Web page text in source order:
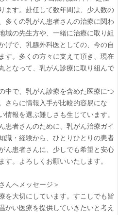
ます。赴任して数年間は、少人数の
多くの乳がん患者さんの治療に関わ
域の先生方や、一緒に治療に取り組
げで、乳腺外科医としての、今の自
す。多くの方々に支えて頂き、現在
となって、乳がん診療に取り組んで
中で、乳がん診療を含めた医療につ
さらに情報入手が比較的容易にな
情報を選ぶ難しさも生じています。
患者さんのために、乳がん治療ガイ
識・経験から、ひとりひとりの患者
ん患者さんに、少しでも希望と安心
す。よろしくお願いいたします。
んへメッセージ＞
を大切にしています。すこしでも皆
かい医療を提供していきたいと考え